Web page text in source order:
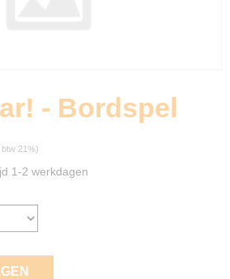
- Bordspel
21%)
1-2 werkdagen